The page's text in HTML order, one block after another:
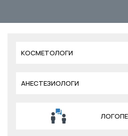
КОСМЕТОЛОГИ
АНЕСТЕЗИОЛОГИ